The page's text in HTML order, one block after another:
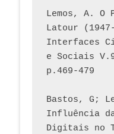
Lemos, A. O
Latour
Interfaces
e Sociais
p.469-479
Bastos, G;
Influência
Digitais no